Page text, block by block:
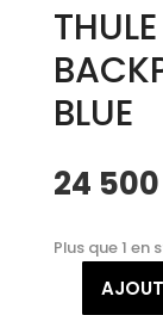
BLUE
24 500
Plus que 1 en
quantité